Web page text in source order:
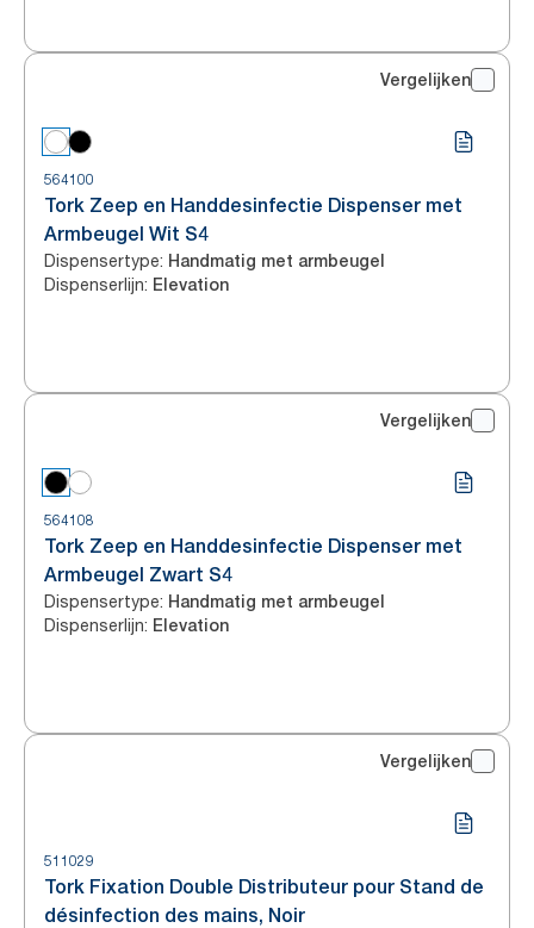
Vergelijken
564100
Tork Zeep en Handdesinfectie Dispenser met
Armbeugel Wit S4
Dispensertype: Handmatig met armbeugel
Dispenserlijn: Elevation
Vergelijken
564108
Tork Zeep en Handdesinfectie Dispenser met
Armbeugel Zwart S4
Dispensertype: Handmatig met armbeugel
Dispenserlijn: Elevation
Vergelijken
511029
Tork Fixation Double Distributeur pour Stand de
désinfection des mains, Noir